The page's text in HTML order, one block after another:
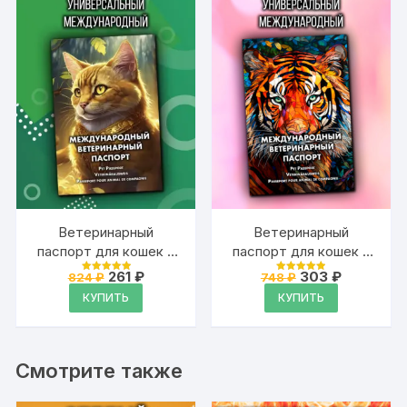
Ветеринарный
паспорт для кошек и
собак
международный
Оценка
из 5
824₽ Первоначальная
цена
составляла
824 ₽.
261 ₽Текущая
КУПИТЬ
Ветеринарный
паспорт для кошек и
собак
международный
Оценка
из 5
748₽Первоначальная
цена
составляла
748 ₽.
303 ₽Текущая
КУПИТЬ
Смотрите также